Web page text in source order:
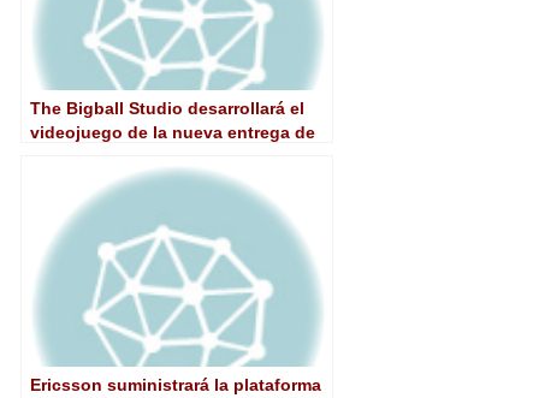
The Bigball Studio desarrollará el
videojuego de la nueva entrega de
Ericsson suministrará la plataforma